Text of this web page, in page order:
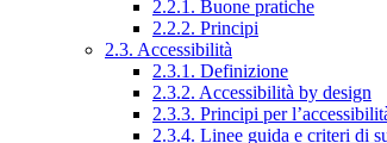
2.2.1. Buone pratiche
2.2.2. Principi
2.3. Accessibilità
2.3.1. Definizione
2.3.2. Accessibilità by design
2.3.3. Principi per
2.3.4. Linee guida e criteri di